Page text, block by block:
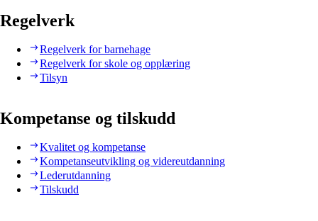
Regelverk
Regelverk for barnehage
Regelverk for skole og opplæring
Tilsyn
Kompetanse og tilskudd
Kvalitet og kompetanse
Kompetanseutvikling og videreutdanning
Lederutdanning
Tilskudd